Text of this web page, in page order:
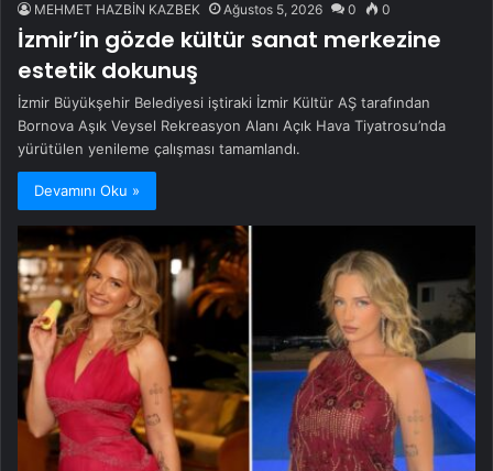
MEHMET HAZBİN KAZBEK Ağustos 5, 2026 0 0
İzmir’in gözde kültür sanat merkezine
estetik dokunuş
İzmir Büyükşehir Belediyesi iştiraki İzmir Kültür AŞ tarafından
Bornova Aşık Veysel Rekreasyon Alanı Açık Hava Tiyatrosu’nda
yürütülen yenileme çalışması tamamlandı.
Devamını Oku »